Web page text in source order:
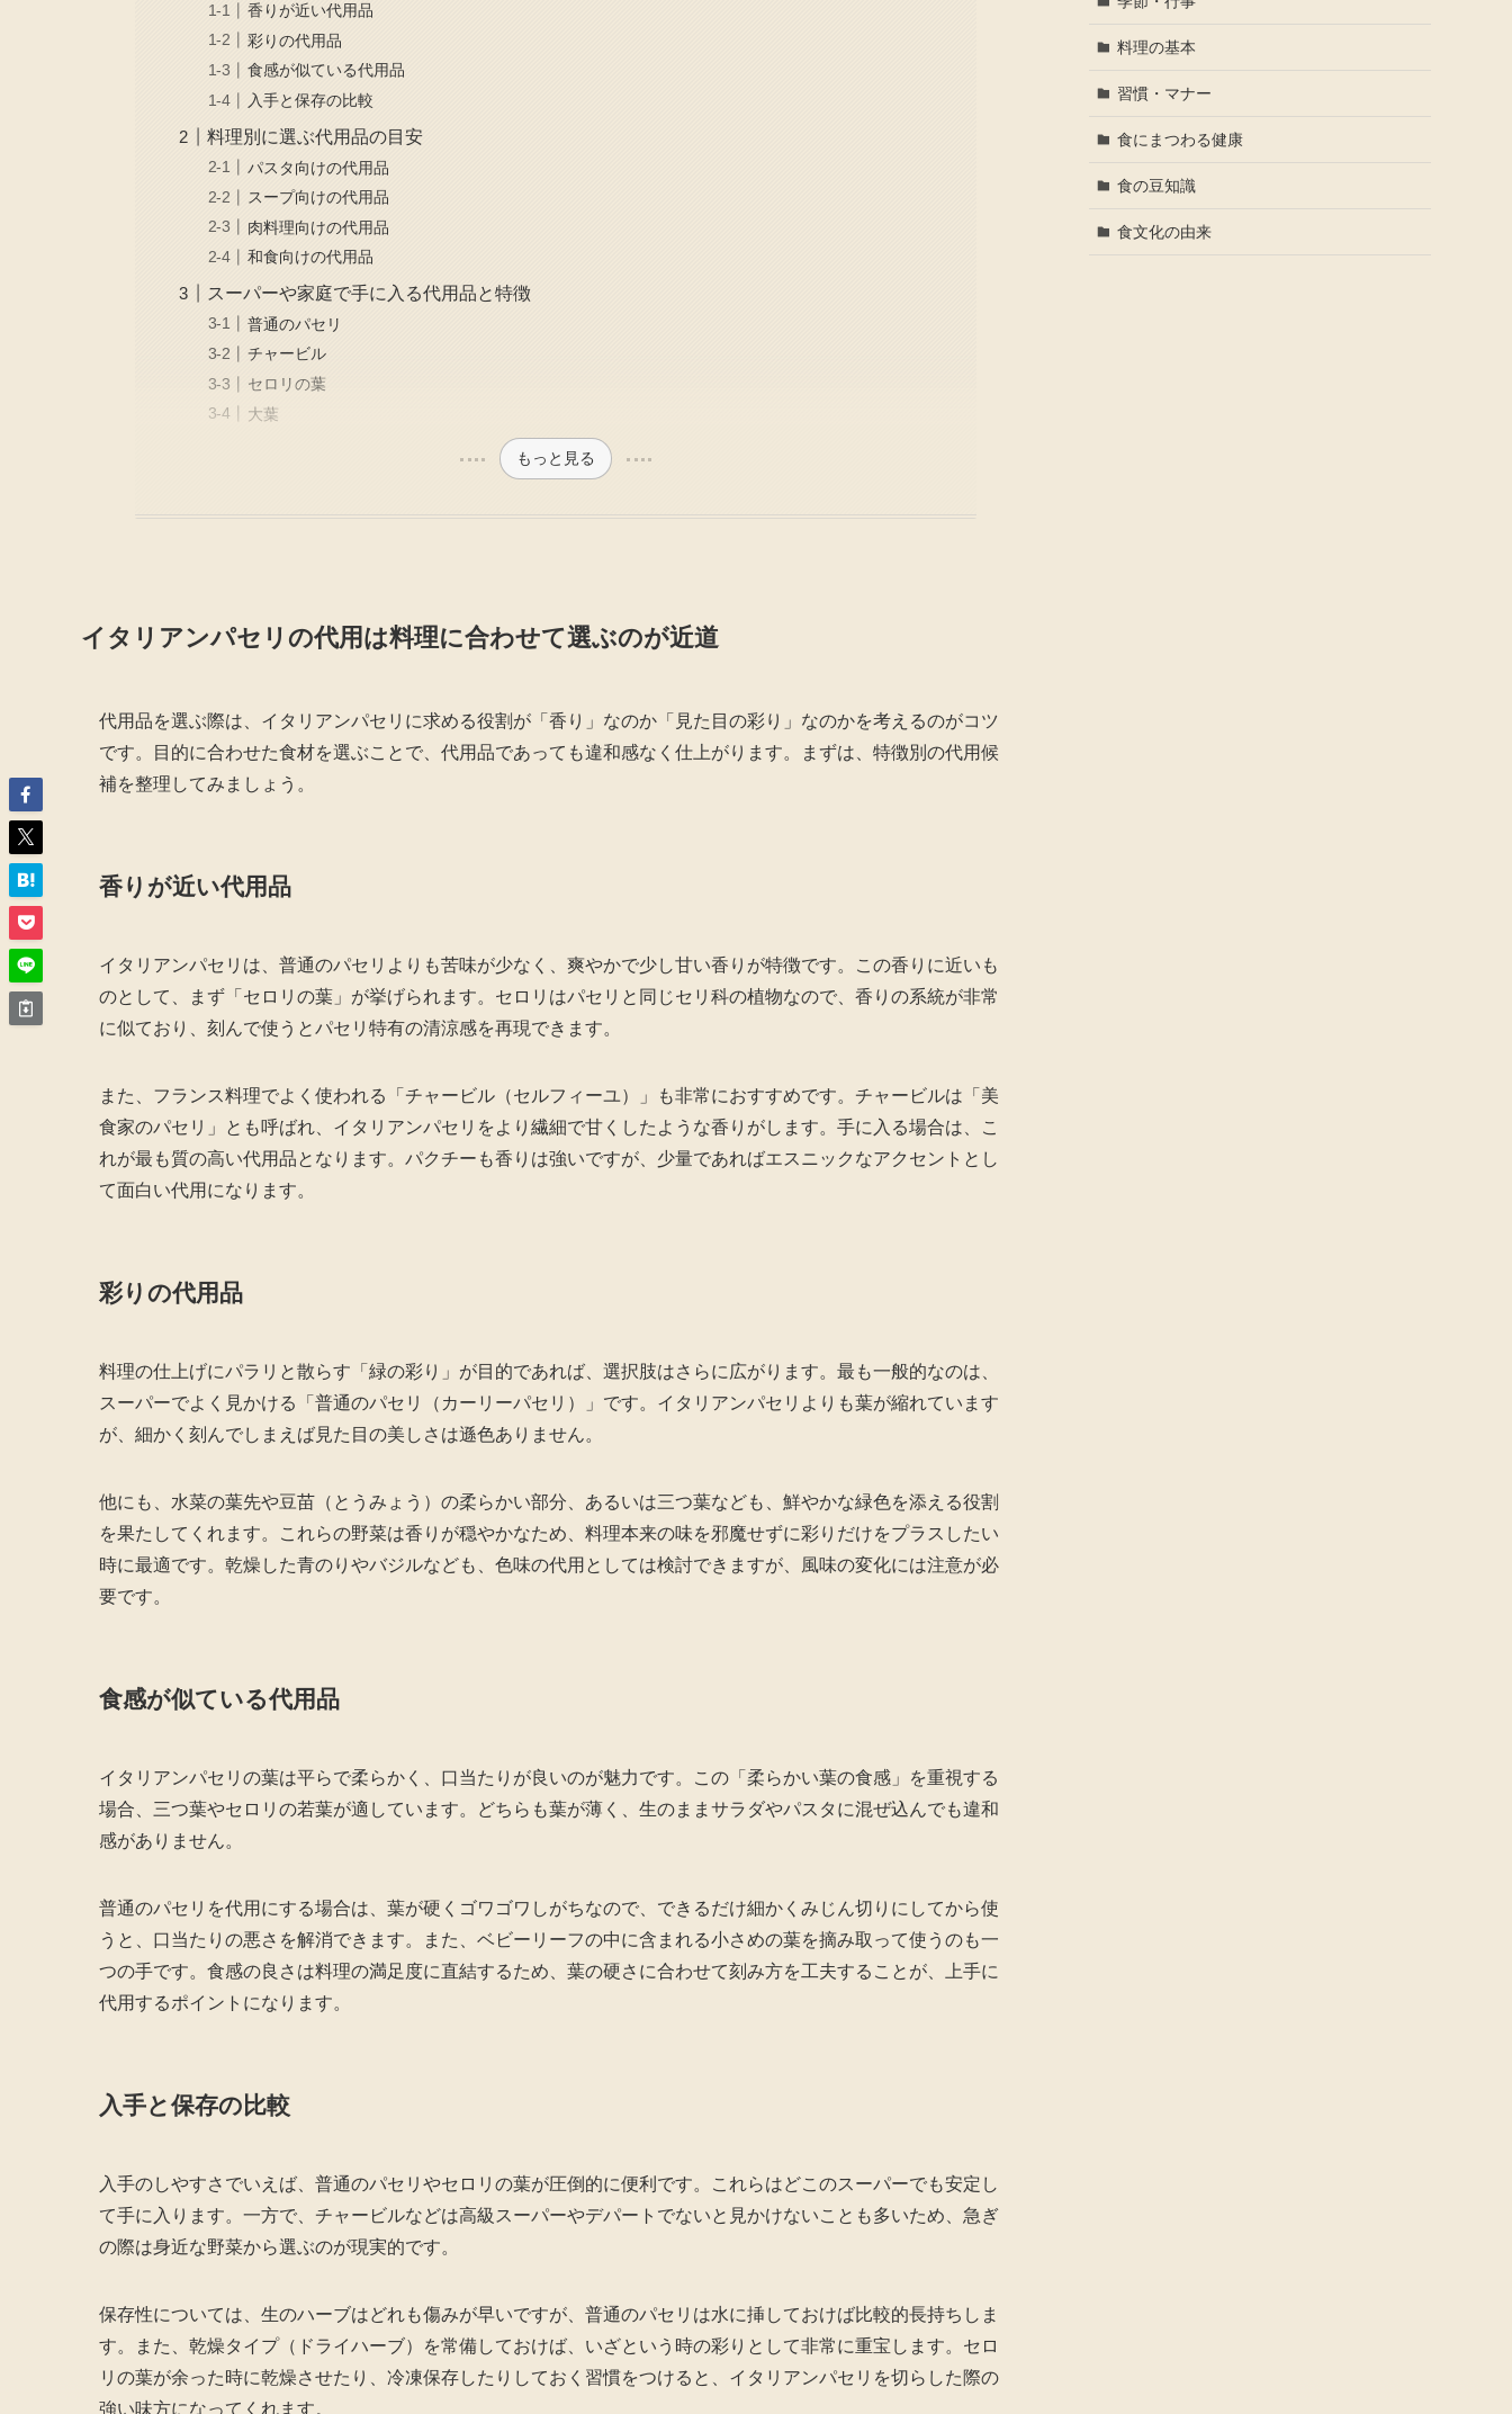
香りが近い代用品
彩りの代用品
食感が似ている代用品
入手と保存の比較
料理別に選ぶ代用品の目安
パスタ向けの代用品
スープ向けの代用品
肉料理向けの代用品
和食向けの代用品
スーパーや家庭で手に入る代用品と特徴
普通のパセリ
チャービル
セロリの葉
大葉
もっと見る
イタリアンパセリの代用は料理に合わせて選ぶのが近道
代用品を選ぶ際は、イタリアンパセリに求める役割が「香り」なのか「見た目の彩り」なのかを考えるのがコツ
です。目的に合わせた食材を選ぶことで、代用品であっても違和感なく仕上がります。まずは、特徴別の代用候
補を整理してみましょう。
香りが近い代用品
イタリアンパセリは、普通のパセリよりも苦味が少なく、爽やかで少し甘い香りが特徴です。この香りに近いも
のとして、まず「セロリの葉」が挙げられます。セロリはパセリと同じセリ科の植物なので、香りの系統が非常
に似ており、刻んで使うとパセリ特有の清涼感を再現できます。
また、フランス料理でよく使われる「チャービル（セルフィーユ）」も非常におすすめです。チャービルは「美
食家のパセリ」とも呼ばれ、イタリアンパセリをより繊細で甘くしたような香りがします。手に入る場合は、こ
れが最も質の高い代用品となります。パクチーも香りは強いですが、少量であればエスニックなアクセントとし
て面白い代用になります。
彩りの代用品
料理の仕上げにパラリと散らす「緑の彩り」が目的であれば、選択肢はさらに広がります。最も一般的なのは、
スーパーでよく見かける「普通のパセリ（カーリーパセリ）」です。イタリアンパセリよりも葉が縮れています
が、細かく刻んでしまえば見た目の美しさは遜色ありません。
他にも、水菜の葉先や豆苗（とうみょう）の柔らかい部分、あるいは三つ葉なども、鮮やかな緑色を添える役割
を果たしてくれます。これらの野菜は香りが穏やかなため、料理本来の味を邪魔せずに彩りだけをプラスしたい
時に最適です。乾燥した青のりやバジルなども、色味の代用としては検討できますが、風味の変化には注意が必
要です。
食感が似ている代用品
イタリアンパセリの葉は平らで柔らかく、口当たりが良いのが魅力です。この「柔らかい葉の食感」を重視する
場合、三つ葉やセロリの若葉が適しています。どちらも葉が薄く、生のままサラダやパスタに混ぜ込んでも違和
感がありません。
普通のパセリを代用にする場合は、葉が硬くゴワゴワしがちなので、できるだけ細かくみじん切りにしてから使
うと、口当たりの悪さを解消できます。また、ベビーリーフの中に含まれる小さめの葉を摘み取って使うのも一
つの手です。食感の良さは料理の満足度に直結するため、葉の硬さに合わせて刻み方を工夫することが、上手に
代用するポイントになります。
入手と保存の比較
入手のしやすさでいえば、普通のパセリやセロリの葉が圧倒的に便利です。これらはどこのスーパーでも安定し
て手に入ります。一方で、チャービルなどは高級スーパーやデパートでないと見かけないことも多いため、急ぎ
の際は身近な野菜から選ぶのが現実的です。
保存性については、生のハーブはどれも傷みが早いですが、普通のパセリは水に挿しておけば比較的長持ちしま
す。また、乾燥タイプ（ドライハーブ）を常備しておけば、いざという時の彩りとして非常に重宝します。セロ
リの葉が余った時に乾燥させたり、冷凍保存したりしておく習慣をつけると、イタリアンパセリを切らした際の
強い味方になってくれます。
料理の基本
習慣・マナー
食にまつわる健康
食の豆知識
食文化の由来